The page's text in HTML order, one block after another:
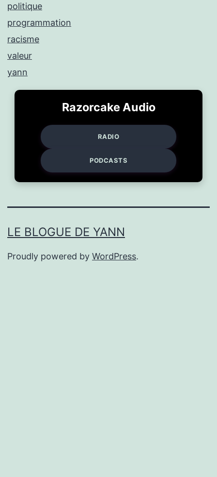
politique
programmation
racisme
valeur
yann
Razorcake Audio
RADIO
PODCASTS
LE BLOGUE DE YANN
Proudly powered by WordPress.